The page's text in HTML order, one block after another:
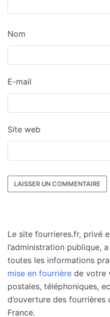
Nom
E-mail
Site web
Le site fourrieres.fr, privé
l’administration publique,
toutes les informations
mise en fourrière de votre
postales, téléphoniques,
d’ouverture des fourrières
France.